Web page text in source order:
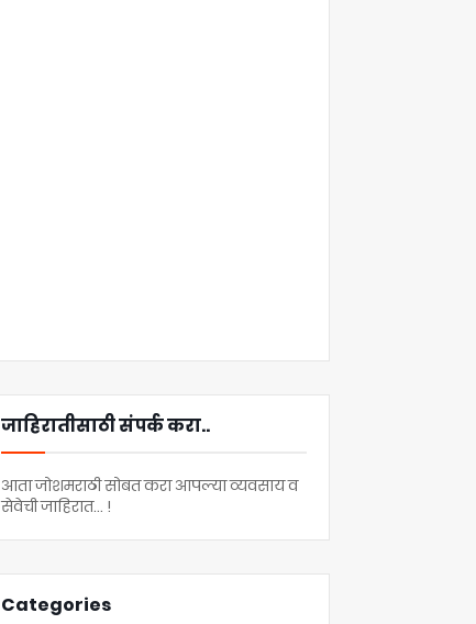
जाहिरातीसाठी संपर्क करा..
आता जोशमराठी सोबत करा आपल्या व्यवसाय व
सेवेची जाहिरात... !
Categories